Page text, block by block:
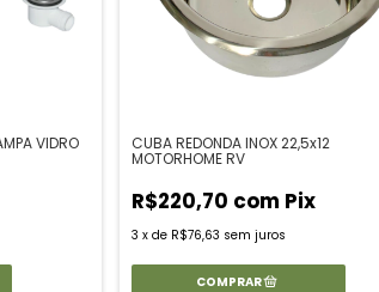
VIDRO CUBA REDONDA INOX 22,5x12
MOTORHOME RV
R$220,70 com Pix
3 x de R$76,63 sem juros